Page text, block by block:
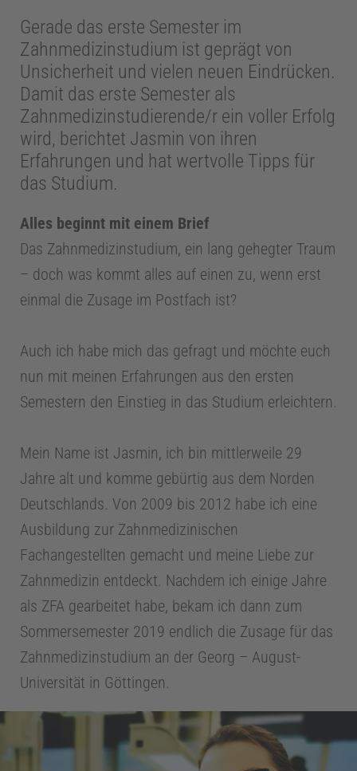
Gerade das erste Semester im
Zahnmedizinstudium ist geprägt von
Unsicherheit und vielen neuen Eindrücken.
Damit das erste Semester als
Zahnmedizinstudierende/r ein voller Erfolg
wird, berichtet Jasmin von ihren
Erfahrungen und hat wertvolle Tipps für
das Studium.
Alles beginnt mit einem Brief
Das Zahnmedizinstudium, ein lang gehegter Traum
– doch was kommt alles auf einen zu, wenn erst
einmal die Zusage im Postfach ist?
Auch ich habe mich das gefragt und möchte euch
nun mit meinen Erfahrungen aus den ersten
Semestern den Einstieg in das Studium erleichtern.
Mein Name ist Jasmin, ich bin mittlerweile 29
Jahre alt und komme gebürtig aus dem Norden
Deutschlands. Von 2009 bis 2012 habe ich eine
Ausbildung zur Zahnmedizinischen
Fachangestellten gemacht und meine Liebe zur
Zahnmedizin entdeckt. Nachdem ich einige Jahre
als ZFA gearbeitet habe, bekam ich dann zum
Sommersemester 2019 endlich die Zusage für das
Zahnmedizinstudium an der Georg – August-
Universität in Göttingen.